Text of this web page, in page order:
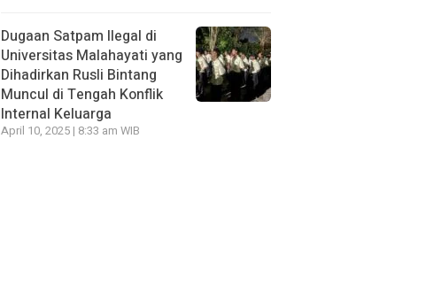
Dugaan Satpam Ilegal di
Universitas Malahayati yang
Dihadirkan Rusli Bintang
Muncul di Tengah Konflik
Internal Keluarga
April 10, 2025 | 8:33 am WIB